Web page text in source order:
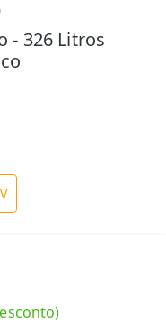
- 326 Litros